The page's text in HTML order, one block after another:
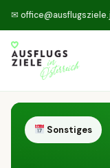
✉
Sonstiges